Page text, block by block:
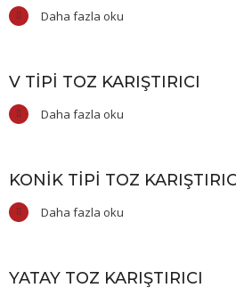
Daha fazla oku
V TIPI TOZ KARIŞTIRICI
Daha fazla oku
KONIK TIPI TOZ
Daha fazla oku
YATAY TOZ KARIŞTIRICI